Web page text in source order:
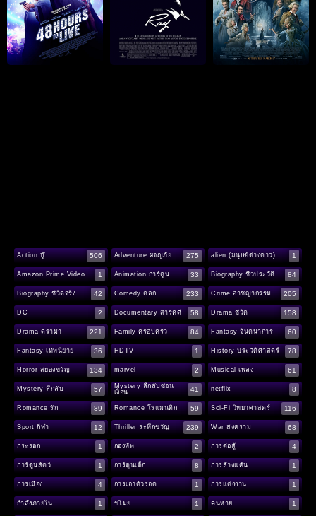
Action บู๊ 506 Adventure ผจญภัย 275 alien (มนุษย์ต่างดาว) 1
Amazon Prime Video 1 Animation การ์ตูน 33 Biography ชีวประวัติ 84
Biography ชีวิตจริง 42 Comedy ตลก 233 Crime อาชญากรรม 205
DC 2 Documentary สารคดี 58 Drama ชีวิต 158
Drama ดราม่า 221 Family ครอบครัว 84 Fantasy จินตนาการ 60
Fantasy เทพนิยาย 36 HDTV 1 History ประวัติศาสตร์ 78
Horror สยองขวัญ 134 marvel 2 Musical เพลง 61
Mystery ลึกลับ 57
Mystery ลึกลับซ่อน
เงื่อน
41 netflix 8
Romance รัก 89 Romance โรแมนติก 59 Sci-Fi วิทยาศาสตร์ 116
Sport กีฬา 12 Thriller ระทึกขวัญ 239 War สงคราม 68
กระรอก 1 กองทัพ 2 การต่อสู้ 4
การ์ตูนสัตว์ 1 การ์ตูนเด็ก 8 การล้างแค้น 1
การเมือง 4 การเอาตัวรอด 1 การแต่งงาน 1
กำลังภายใน 1 ขโมย 1 คนหาย 1